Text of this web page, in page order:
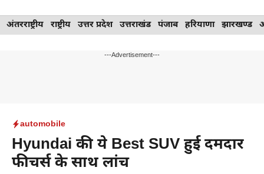
Skip
to
अंतरराष्ट्रीय राष्ट्रीय उत्तर प्रदेश उत्तराखंड पंजाब हरियाणा झारखण्ड
---Advertisement---
automobile
Hyundai की ये Best SUV हुई दमदार
फीचर्स के साथ लांच